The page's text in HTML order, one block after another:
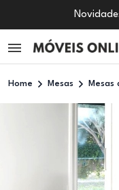
Home Mesas Mesas